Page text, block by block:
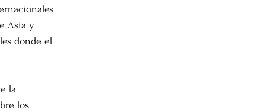
Asia y
donde el
la
los